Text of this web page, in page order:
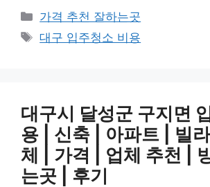
카
테
고
가격 추천 잘하는곳
태
대구 입주청소 비용
대구시 달성군 구지면
용 | 신축 | 아파트 | 빌
체 | 가격 | 업체 추천 |
는곳 | 후기